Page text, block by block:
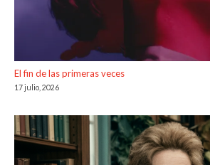
El fin de las primeras veces
17 julio, 2026